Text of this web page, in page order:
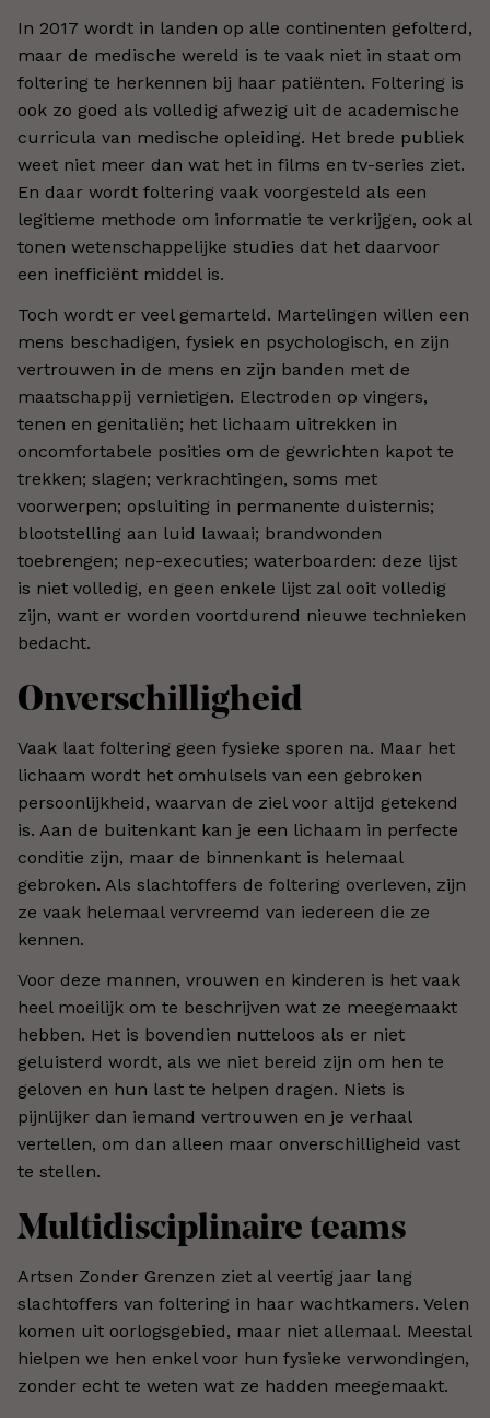
In 2017 wordt in landen op alle continenten gefolterd,
maar de medische wereld is te vaak niet in staat om
foltering te herkennen bij haar patiënten. Foltering is
ook zo goed als volledig afwezig uit de academische
curricula van medische opleiding. Het brede publiek
weet niet meer dan wat het in films en tv-series ziet.
En daar wordt foltering vaak voorgesteld als een
legitieme methode om informatie te verkrijgen, ook al
tonen wetenschappelijke studies dat het daarvoor
een inefficiënt middel is.
Toch wordt er veel gemarteld. Martelingen willen een
mens beschadigen, fysiek en psychologisch, en zijn
vertrouwen in de mens en zijn banden met de
maatschappij vernietigen. Electroden op vingers,
tenen en genitaliën; het lichaam uitrekken in
oncomfortabele posities om de gewrichten kapot te
trekken; slagen; verkrachtingen, soms met
voorwerpen; opsluiting in permanente duisternis;
blootstelling aan luid lawaai; brandwonden
toebrengen; nep-executies; waterboarden: deze lijst
is niet volledig, en geen enkele lijst zal ooit volledig
zijn, want er worden voortdurend nieuwe technieken
bedacht.
Onverschilligheid
Vaak laat foltering geen fysieke sporen na. Maar het
lichaam wordt het omhulsels van een gebroken
persoonlijkheid, waarvan de ziel voor altijd getekend
is. Aan de buitenkant kan je een lichaam in perfecte
conditie zijn, maar de binnenkant is helemaal
gebroken. Als slachtoffers de foltering overleven, zijn
ze vaak helemaal vervreemd van iedereen die ze
kennen.
Voor deze mannen, vrouwen en kinderen is het vaak
heel moeilijk om te beschrijven wat ze meegemaakt
hebben. Het is bovendien nutteloos als er niet
geluisterd wordt, als we niet bereid zijn om hen te
geloven en hun last te helpen dragen. Niets is
pijnlijker dan iemand vertrouwen en je verhaal
vertellen, om dan alleen maar onverschilligheid vast
te stellen.
Multidisciplinaire teams
Artsen Zonder Grenzen ziet al veertig jaar lang
slachtoffers van foltering in haar wachtkamers. Velen
komen uit oorlogsgebied, maar niet allemaal. Meestal
hielpen we hen enkel voor hun fysieke verwondingen,
zonder echt te weten wat ze hadden meegemaakt.